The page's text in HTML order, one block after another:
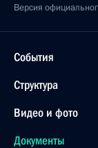
Версия
События
Структура
Видео и фото
Документы